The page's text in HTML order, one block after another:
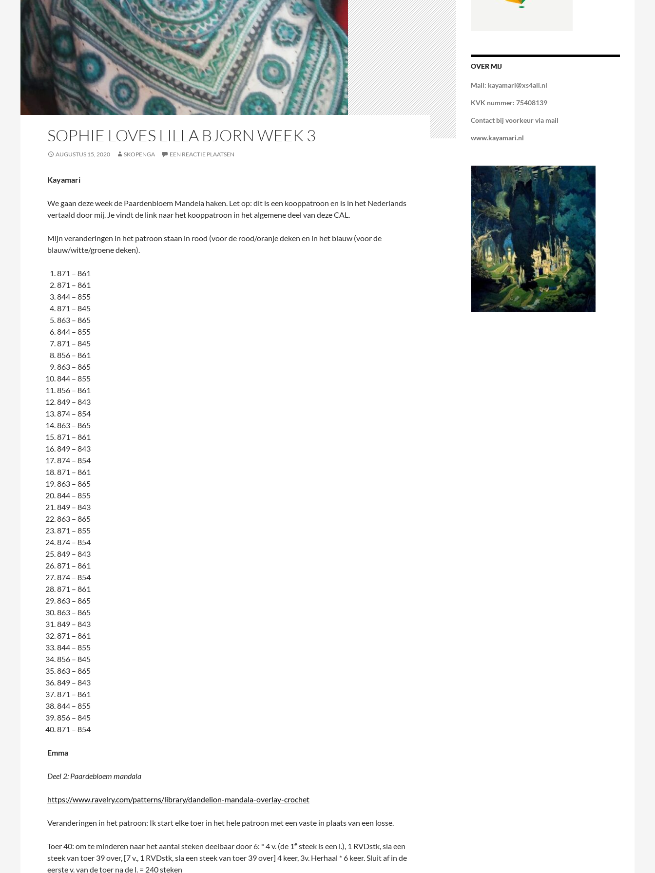
SOPHIE LOVES LILLA BJORN WEEK 3
AUGUSTUS 15, 2020 SKOPENGA EEN REACTIE PLAATSEN
Kayamari
We gaan deze week de Paardenbloem Mandela haken. Let op: dit is een kooppatroon en is in het Nederlands
vertaald door mij. Je vindt de link naar het kooppatroon in het algemene deel van deze CAL.
Mijn veranderingen in het patroon staan in rood (voor de rood/oranje deken en in het blauw (voor de
blauw/witte/groene deken).
871 – 861
871 – 861
844 – 855
871 – 845
863 – 865
844 – 855
871 – 845
856 – 861
863 – 865
844 – 855
856 – 861
849 – 843
874 – 854
863 – 865
871 – 861
849 – 843
874 – 854
871 – 861
863 – 865
844 – 855
849 – 843
863 – 865
871 – 855
874 – 854
849 – 843
871 – 861
874 – 854
871 – 861
863 – 865
863 – 865
849 – 843
871 – 861
844 – 855
856 – 845
863 – 865
849 – 843
871 – 861
844 – 855
856 – 845
871 – 854
Emma
Deel 2: Paardebloem mandala
https://www.ravelry.com/patterns/library/dandelion-mandala-overlay-crochet
Veranderingen in het patroon: Ik start elke toer in het hele patroon met een vaste in plaats van een losse.
Toer 40: om te minderen naar het aantal steken deelbaar door 6: * 4 v. (de 1e steek is een l.), 1 RVDstk, sla een
steek van toer 39 over, [7 v., 1 RVDstk, sla een steek van toer 39 over] 4 keer, 3v. Herhaal * 6 keer. Sluit af in de
eerste v. van de toer na de l. = 240 steken
OVER MIJ
Mail: kayamari@xs4all.nl
KVK nummer: 75408139
Contact bij voorkeur via mail
www.kayamari.nl